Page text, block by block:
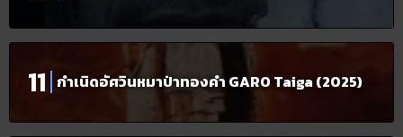
กำเนิดอัศวินหมาป่าทองคำ GARO Taiga (2025)